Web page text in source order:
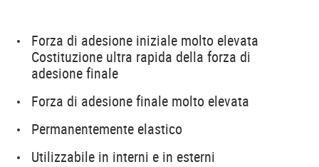
Forza di adesione iniziale molto elevata
Costituzione ultra rapida della forza di
adesione finale
Forza di adesione finale molto elevata
Permanentemente elastico
Utilizzabile in interni e in esterni